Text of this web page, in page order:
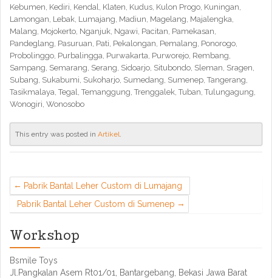
Kebumen, Kediri, Kendal, Klaten, Kudus, Kulon Progo, Kuningan,
Lamongan, Lebak, Lumajang, Madiun, Magelang, Majalengka,
Malang, Mojokerto, Nganjuk, Ngawi, Pacitan, Pamekasan,
Pandeglang, Pasuruan, Pati, Pekalongan, Pemalang, Ponorogo,
Probolinggo, Purbalingga, Purwakarta, Purworejo, Rembang,
Sampang, Semarang, Serang, Sidoarjo, Situbondo, Sleman, Sragen,
Subang, Sukabumi, Sukoharjo, Sumedang, Sumenep, Tangerang,
Tasikmalaya, Tegal, Temanggung, Trenggalek, Tuban, Tulungagung,
Wonogiri, Wonosobo
This entry was posted in Artikel.
Pabrik Bantal Leher Custom di Lumajang
Pabrik Bantal Leher Custom di Sumenep
Workshop
Bsmile Toys
Jl.Pangkalan Asem Rt01/01, Bantargebang, Bekasi Jawa Barat